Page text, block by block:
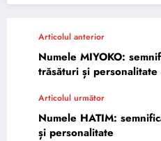
Articolul anterior
Numele MIYOKO:
trăsături și personalitate
Articolul următor
Numele HATIM:
și personalitate